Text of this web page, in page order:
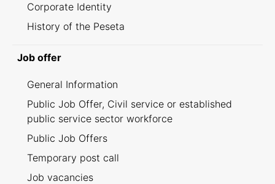
Corporate Identity
History of the Peseta
Job offer
General Information
Public Job Offer, Civil service or established
public service sector workforce
Public Job Offers
Temporary post call
Job vacancies